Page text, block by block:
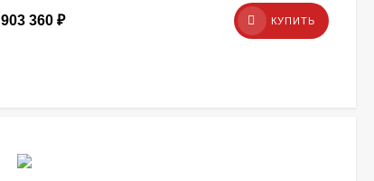
903 360 ₽ КУПИТЬ